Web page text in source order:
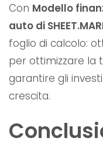
Con Modello
auto di
foglio di calcolo:
per ottimizzare la
garantire gli
crescita.